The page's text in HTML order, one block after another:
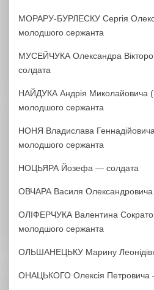
МОРАРУ-БУРЛЕСКУ Сергія
молодшого сержанта
МУСЕЙЧУКА Олександра
солдата
НАЙДУКА Андрія Миколайовича
молодшого сержанта
НОНЯ Владислава
молодшого сержанта
НОЦЬЯРА Йозефа — солдата
ОВЧАРА Василя
ОЛІФЕРЧУКА Валентина
молодшого сержанта
ОЛЬШАНЕЦЬКУ Марину
ОНАЦЬКОГО Олексія Петровича